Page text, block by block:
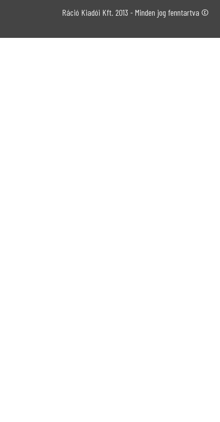
Ráció Kiadói Kft. 2013 - Minden jog fenntartva ©